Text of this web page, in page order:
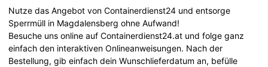
Nutze das Angebot von Containerdienst24 und entsorge
Sperrmüll in Magdalensberg ohne Aufwand!
Besuche uns online auf Containerdienst24.at und folge ganz
einfach den interaktiven Onlineanweisungen. Nach der
Bestellung, gib einfach dein Wunschlieferdatum an, befülle